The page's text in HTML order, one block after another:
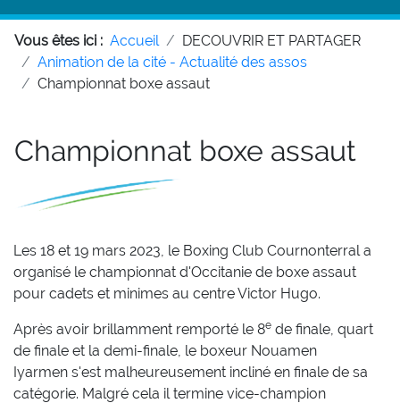
Vous êtes ici : Accueil
DECOUVRIR ET PARTAGER
Animation de la cité - Actualité des assos
Championnat boxe assaut
Championnat boxe assaut
Les 18 et 19 mars 2023, le Boxing Club Cournonterral a
organisé le championnat d'Occitanie de boxe assaut
pour cadets et minimes au centre Victor Hugo.
Après avoir brillamment remporté le 8e de finale, quart
de finale et la demi-finale, le boxeur Nouamen
Iyarmen s'est malheureusement incliné en finale de sa
catégorie. Malgré cela il termine vice-champion